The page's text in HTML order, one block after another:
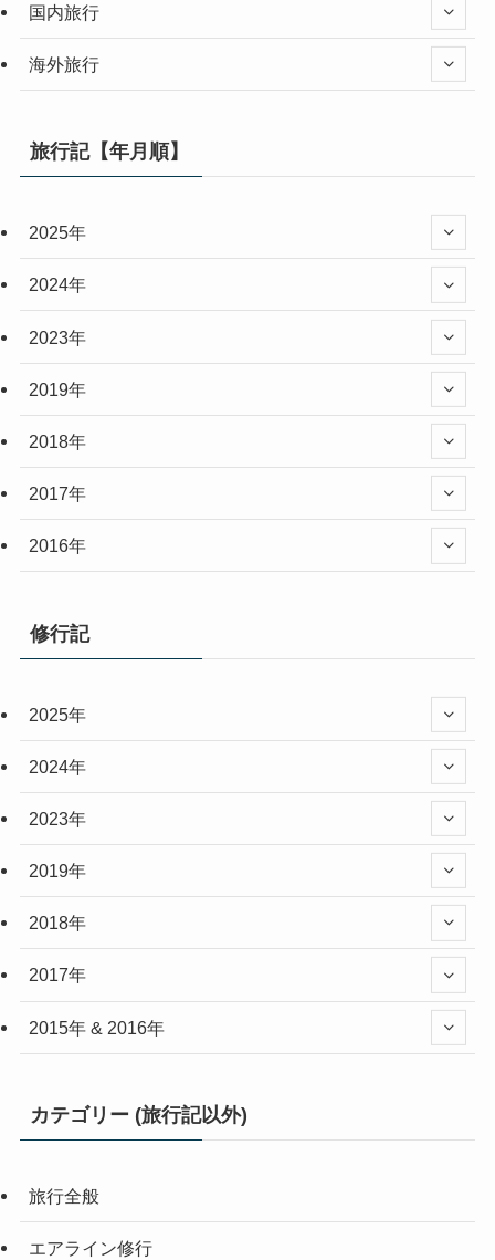
国内旅行
海外旅行
旅行記【年月順】
2025年
2024年
2023年
2019年
2018年
2017年
2016年
修行記
2025年
2024年
2023年
2019年
2018年
2017年
2015年 & 2016年
カテゴリー (旅行記以外)
旅行全般
エアライン修行